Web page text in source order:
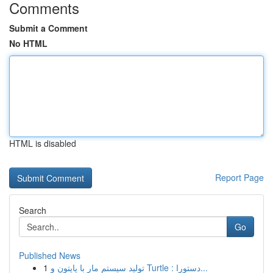
Comments
Submit a Comment
No HTML
HTML is disabled
Report Page
Search
Go
Published News
1
تولید سیستم مار با پایتون و Turtle : دستورا...